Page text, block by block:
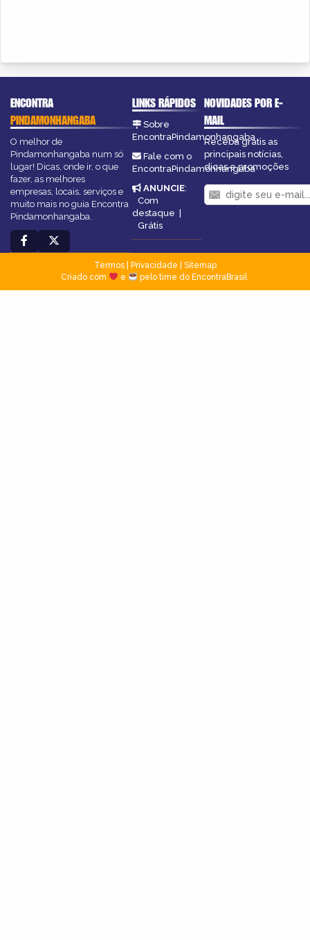
ENCONTRA
PINDAMONHANGABA
O melhor de
Pindamonhangaba num só
lugar! Dicas, onde ir, o que
fazer, as melhores
empresas, locais, serviços e
muito mais no guia Encontra
Pindamonhangaba.
LINKS RÁPIDOS
Sobre
EncontraPindamonhangaba
Fale com o
EncontraPindamonhangaba
ANUNCIE:
Com
destaque |
Grátis
NOVIDADES POR E-
MAIL
Receba grátis as
principais notícias,
dicas e promoções
Termos| Privacidade
Sitemap
Criado com
e pelo time do EncontraBrasil